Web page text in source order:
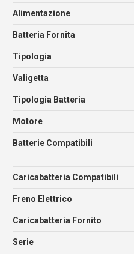
Alimentazione
Batteria Fornita
Tipologia
Valigetta
Tipologia Batteria
Motore
Batterie Compatibili
Caricabatteria Compatibili
Freno Elettrico
Caricabatteria Fornito
Serie